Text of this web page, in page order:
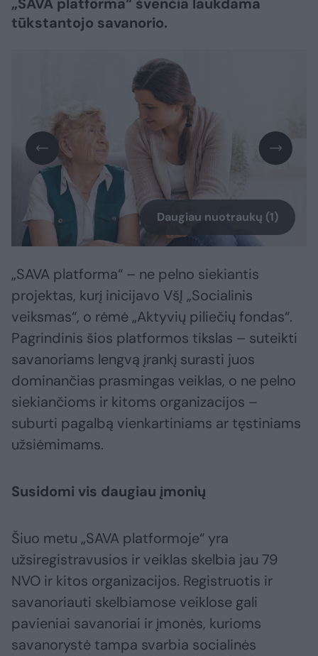
tūkstantojo savanorio.
Daugiau nuotraukų (1)
„SAVA platforma“ – ne pelno siekiantis
projektas, kurį inicijavo VšĮ „Socialinis
veiksmas“, o rėmė „Aktyvių piliečių fondas“.
Pagrindinis šios platformos tikslas – suteikti
savanoriams lengvą įrankį surasti juos
dominančias prasmingas veiklas, o ne pelno
siekiančioms ir kitoms organizacijos –
suburti pagalbą vienkartiniams ar tęstiniams
užsiėmimams.
Susidomi vis daugiau įmonių
Šiuo metu „SAVA platformoje“ yra
užsiregistravusios ir veiklas skelbia jau 79
NVO ir kitos organizacijos. Registruotis ir
savanoriauti skelbiamose veiklose gali
pavieniai savanoriai ir įmonės, kurioms
savanorystė tampa svarbia socialinės